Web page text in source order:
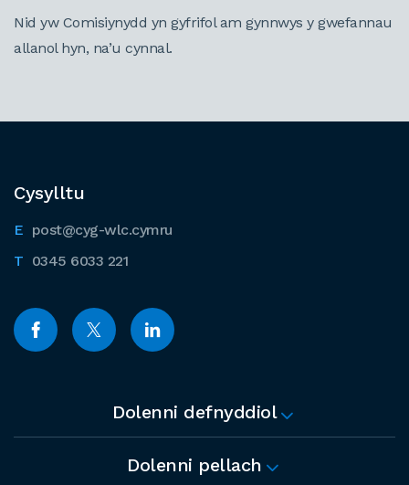
Nid yw Comisiynydd yn gyfrifol am gynnwys y gwefannau
allanol hyn, na’u cynnal.
Cysylltu
post@cyg-wlc.cymru
0345 6033 221
Dolenni defnyddiol
Dolenni pellach